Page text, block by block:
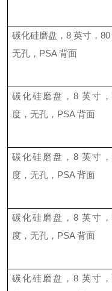
碳化硅磨盘， 8 英寸， 80
无孔， PSA背面
碳化硅磨盘， 8 英寸，
度，无孔， PSA背面
碳化硅磨盘， 8 英寸，
度，无孔， PSA背面
碳化硅磨盘， 8 英寸，
度，无孔， PSA背面
碳化硅磨盘， 8 英寸，